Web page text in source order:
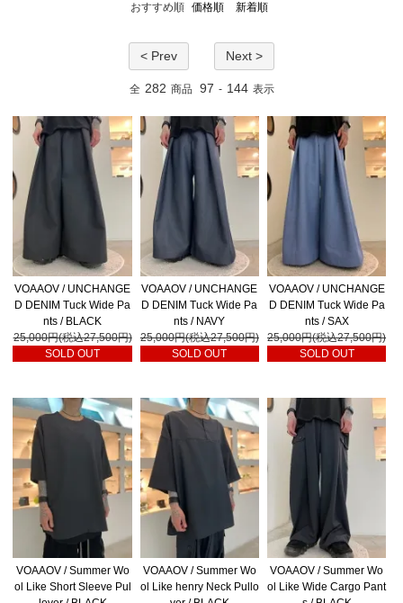
おすすめ順 価格順 新着順
< Prev Next >
全 282 商品 97 - 144 表示
VOAAOV / UNCHANGE
D DENIM Tuck Wide Pa
nts / BLACK
25,000円(税込27,500円)
SOLD OUT
VOAAOV / UNCHANGE
D DENIM Tuck Wide Pa
nts / NAVY
25,000円(税込27,500円)
SOLD OUT
VOAAOV / UNCHANGE
D DENIM Tuck Wide Pa
nts / SAX
25,000円(税込27,500円)
SOLD OUT
VOAAOV / Summer Wo
ol Like Short Sleeve Pul
VOAAOV / Summer Wo
ol Like henry Neck Pullo
VOAAOV / Summer Wo
ol Like Wide Cargo Pant